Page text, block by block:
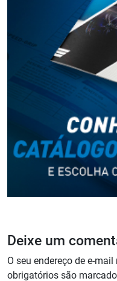
Deixe um
O seu endereço de e-
obrigatórios são